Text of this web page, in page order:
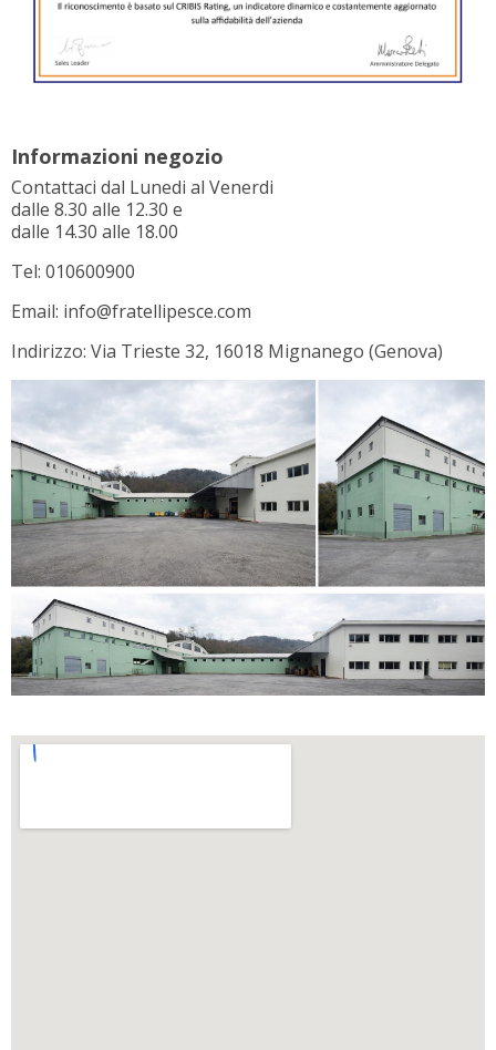
Informazioni negozio
Contattaci dal Lunedi al Venerdi
dalle 8.30 alle 12.30 e
dalle 14.30 alle 18.00
Tel: 010600900
Email: info@fratellipesce.com
Indirizzo: Via Trieste 32, 16018 Mignanego (Genova)